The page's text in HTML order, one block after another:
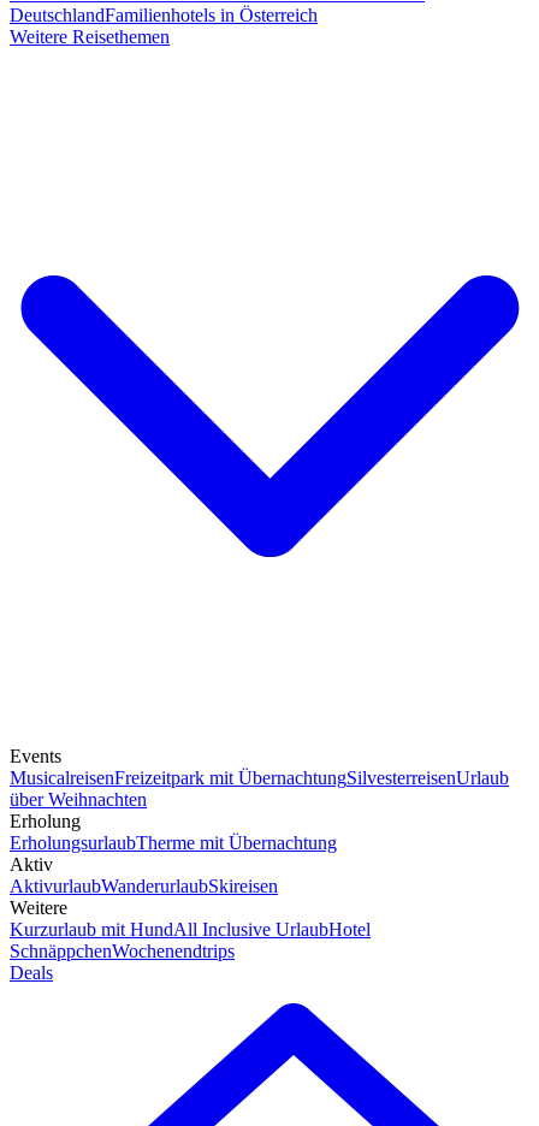
DeutschlandFamilienhotels in Österreich
Weitere Reisethemen
Events
MusicalreisenFreizeitpark mit ÜbernachtungSilvesterreisenUrlaub
über Weihnachten
Erholung
ErholungsurlaubTherme mit Übernachtung
Aktiv
AktivurlaubWanderurlaubSkireisen
Weitere
Kurzurlaub mit HundAll Inclusive UrlaubHotel
SchnäppchenWochenendtrips
Deals